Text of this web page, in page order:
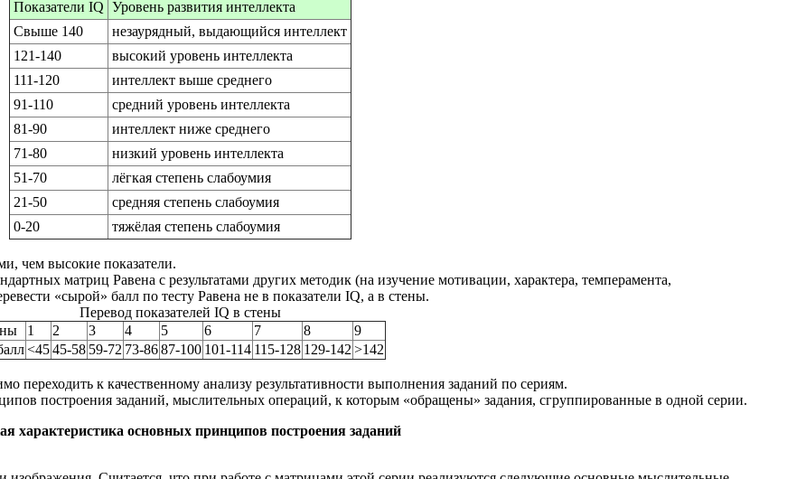
Показатели IQ Уровень развития интеллекта
Свыше 140
незаурядный, выдающийся интеллект
121-140
высокий уровень интеллекта
111-120
интеллект выше среднего
91-110
средний уровень интеллекта
81-90
интеллект ниже среднего
71-80
низкий уровень интеллекта
51-70
лёгкая степень слабоумия
21-50
средняя степень слабоумия
0-20
тяжёлая степень слабоумия
чем высокие показатели.
матриц Равена с результатами других методик (на изучение мотивации, характера, темперамента,
«сырой» балл по тесту Равена не в показатели IQ, а в стены.
Перевод показателей IQ в стены
1 2 3 4 5 6 7 8
9
<45 45-58 59-72 73-86 87-100 101-114 115-128 129-142 >142
переходить к качественному анализу результативности выполнения заданий по сериям.
построения заданий, мыслительных операций, к которым «обращены» задания, сгруппированные в одной серии.
характеристика основных принципов построения заданий